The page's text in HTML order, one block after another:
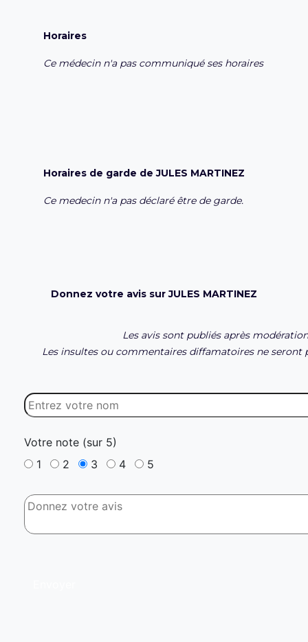
Horaires
Ce médecin n'a pas communiqué ses horaires
Horaires de garde de JULES MARTINEZ
Ce medecin n'a pas déclaré être de garde.
Donnez votre avis sur JULES MARTINEZ
Les avis sont publiés après
Les insultes ou commentaires diffamatoires ne seront
Votre note (sur 5)
1
2 3 4 5